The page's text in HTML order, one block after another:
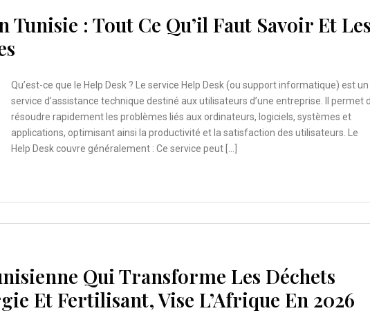
Tunisie : Tout Ce Qu’il Faut Savoir Et
Qu’est-ce que le Help Desk ? Le service Help Desk (ou support informatique) est un
service d’assistance technique destiné aux utilisateurs d’une entreprise. Il permet
résoudre rapidement les problèmes liés aux ordinateurs, logiciels, systèmes et
applications, optimisant ainsi la productivité et la satisfaction des utilisateurs. Le
Help Desk couvre généralement : Ce service peut […]
Qui Transforme Les Déchets
Et Fertilisant, Vise L’Afrique En 2026